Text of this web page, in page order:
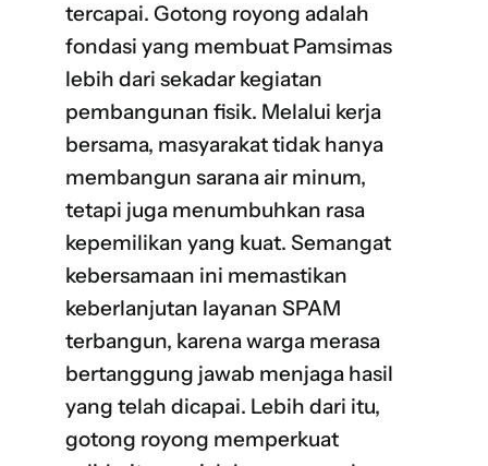
tercapai. Gotong royong adalah
fondasi yang membuat Pamsimas
lebih dari sekadar kegiatan
pembangunan fisik. Melalui kerja
bersama, masyarakat tidak hanya
membangun sarana air minum,
tetapi juga menumbuhkan rasa
kepemilikan yang kuat. Semangat
kebersamaan ini memastikan
keberlanjutan layanan SPAM
terbangun, karena warga merasa
bertanggung jawab menjaga hasil
yang telah dicapai. Lebih dari itu,
gotong royong memperkuat